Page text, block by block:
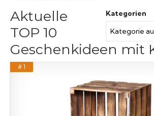
Kategorien
Aktuelle
TOP 10
Geschenkideen mit
# 1